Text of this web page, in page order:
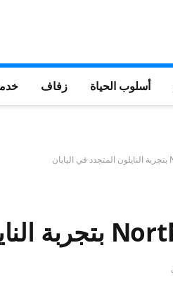
أسلوب الحياة زفاف